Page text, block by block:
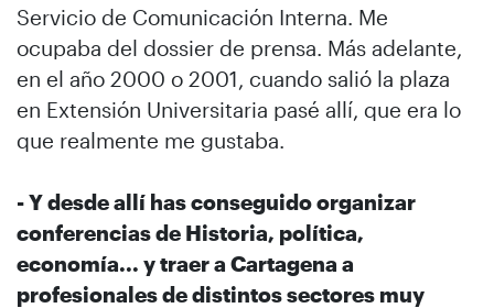
Servicio de Comunicación Interna. Me
ocupaba del dossier de prensa. Más adelante,
en el año 2000 o 2001, cuando salió la plaza
en Extensión Universitaria pasé allí, que era lo
que realmente me gustaba.
- Y desde allí has conseguido organizar
conferencias de Historia, política,
economía... y traer a Cartagena a
profesionales de distintos sectores muy